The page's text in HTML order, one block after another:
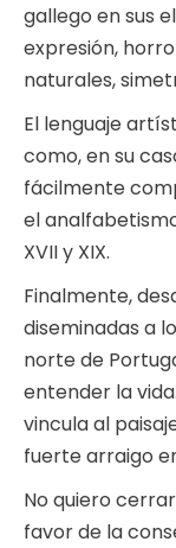
gallego en sus
expresión,
naturales,
El lenguaje
como, en su
fácilmente
el
XVII y XIX.
Finalmente,
diseminadas a
norte de
entender la
vincula al
fuerte arraigo
No quiero
favor de la